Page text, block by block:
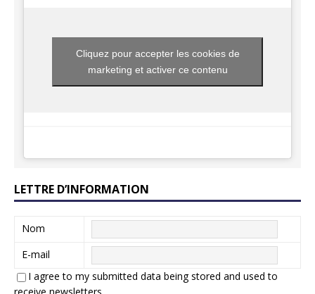
Cliquez pour accepter les cookies de
marketing et activer ce contenu
LETTRE D’INFORMATION
Nom
E-mail
I agree to my submitted data being stored and used to